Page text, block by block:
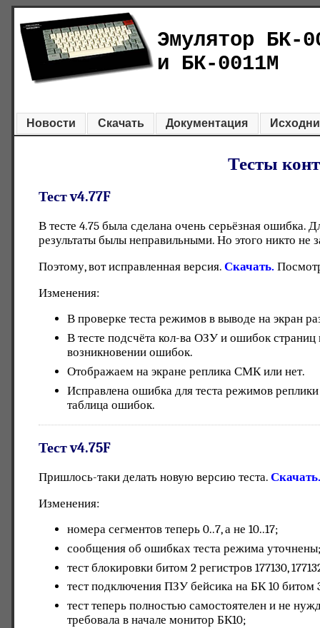
Эмулятор БК-
и БК-0011М
Новости Скачать Документация
Тесты
Тест v4.77F
В тесте 4.75 была сделана очень серьёзная ошибка.
результаты былы неправильными. Но этого никто не
Поэтому, вот исправленная версия.Скачать.
Изменения:
В проверке теста режимов в выводе на экран
В тесте подсчёта кол-ва ОЗУ и ошибок страниц
возникновении ошибок.
Отображаем на экране реплика СМК или нет.
Исправлена ошибка для теста режимов
таблица ошибок.
Тест v4.75F
Пришлось-таки делать новую версию теста.
Изменения:
номера сегментов теперь 0..7, а не 10..17;
сообщения об ошибках теста режима
тест блокировки битом 2 регистров 177130,
тест подключения ПЗУ бейсика на БК 10 битом
тест теперь полностью самостоятелен и не
требовала в начале монитор БК10;